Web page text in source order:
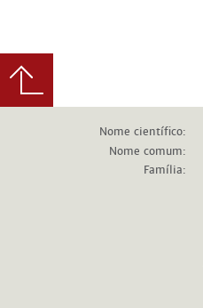
Nome científico:
Nome comum:
Família: